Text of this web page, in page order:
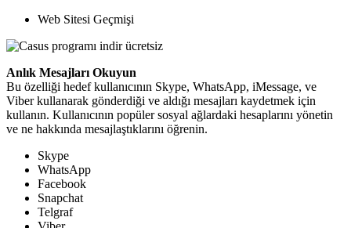
Web Sitesi Geçmişi
Anlık Mesajları Okuyun
Bu özelliği hedef kullanıcının Skype, WhatsApp, iMessage, ve
Viber kullanarak gönderdiği ve aldığı mesajları kaydetmek için
kullanın. Kullanıcının popüler sosyal ağlardaki hesaplarını yönetin
ve ne hakkında mesajlaştıklarını öğrenin.
Skype
WhatsApp
Facebook
Snapchat
Telgraf